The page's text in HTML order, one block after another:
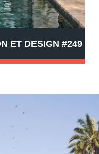
ET DESIGN #249